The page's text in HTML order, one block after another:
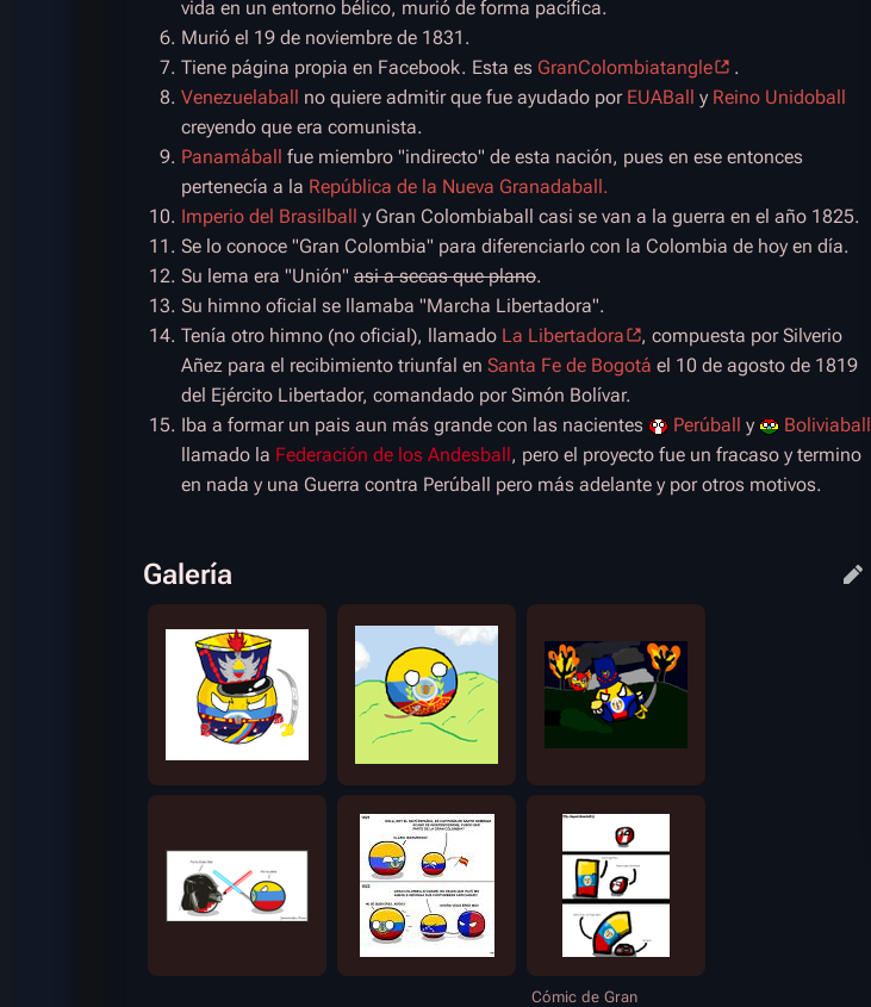
vida en un entorno bélico, murió de forma pacífica.
Murió el 19 de noviembre de 1831.
Tiene página propia en Facebook. Esta es GranColombiatangle
.
Venezuelaball no quiere admitir que fue ayudado por EUABall y Reino Unidoball
creyendo que era comunista.
Panamáball fue miembro "indirecto" de esta nación, pues en ese entonces
pertenecía a la República de la Nueva Granadaball.
Imperio del Brasilball y Gran Colombiaball casi se van a la guerra en el año 1825.
Se lo conoce "Gran Colombia" para diferenciarlo con la Colombia de hoy en día.
Su lema era "Unión" asi a secas que plano.
Su himno oficial se llamaba "Marcha Libertadora".
Tenía otro himno (no oficial), llamado La Libertadora
, compuesta por Silverio
Añez para el recibimiento triunfal en Santa Fe de Bogotá el 10 de agosto de 1819
del Ejército Libertador, comandado por Simón Bolívar.
Iba a formar un pais aun más grande con las nacientes
Perúball y
Boliviaball
llamado la Federación de los Andesball, pero el proyecto fue un fracaso y termino
en nada y una Guerra contra Perúball pero más adelante y por otros motivos.
Galería
Cómic de Gran